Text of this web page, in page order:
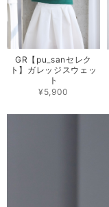
GR【pu_sanセレク
ト】ガレッジスウェッ
ト
¥5,900